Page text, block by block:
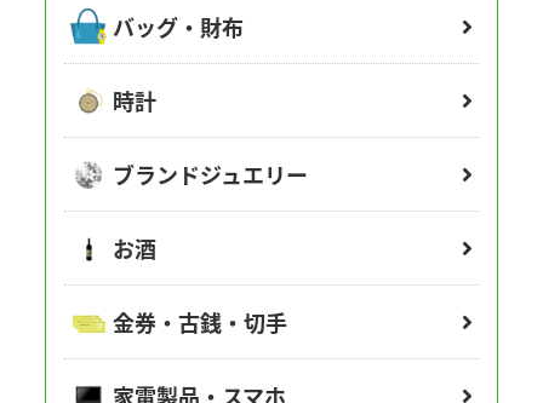
バッグ・財布
時計
ブランドジュエリー
お酒
金券・古銭・切手
家電製品・スマホ